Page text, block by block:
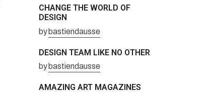
CHANGE THE WORLD OF
DESIGN
by bastiendausse
DESIGN TEAM LIKE NO OTHER
by bastiendausse
AMAZING ART MAGAZINES